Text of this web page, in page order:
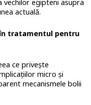
vechilor egipteni asupra
actuală.
tratamentul pentru
ce privește
micro și
mecanismele bolii